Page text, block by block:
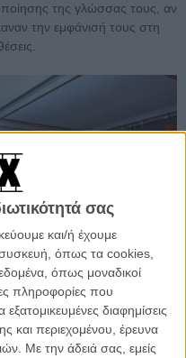
σας
και/ή έχουμε
όπως τα cookies,
όπως μοναδικοί
πληροφορίες που
διαφημίσεις
και περιεχομένου, έρευνα
Με την άδειά σας, εμείς
της γλώσσας τους, αν
την εμφάνισή τους στη
«Arrival»